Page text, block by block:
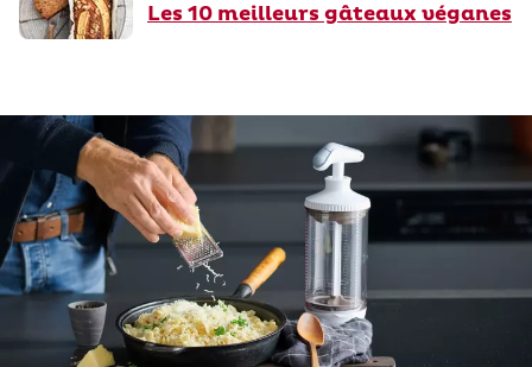
Les 10 meilleurs gâteaux véganes